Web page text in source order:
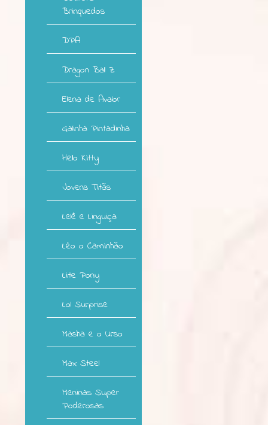
Brinquedos
DPA
Dragon Ball Z
Elena de Avalor
Galinha Pintadinha
Hello Kitty
Jovens Titãs
Lelê e Linguiça
Léo o Caminhão
Litle Pony
Lol Surprise
Masha e o Urso
Max Steel
Meninas Super
Poderosas